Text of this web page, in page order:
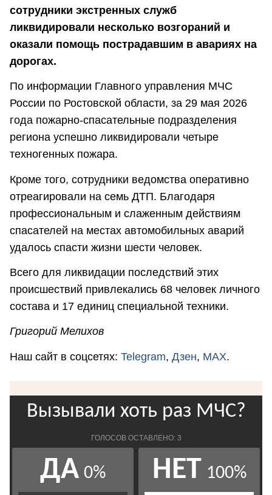
сотрудники экстренных служб
ликвидировали несколько возгораний и
оказали помощь пострадавшим в авариях на
дорогах.
По информации Главного управления МЧС
России по Ростовской области, за 29 мая 2026
года пожарно-спасательные подразделения
региона успешно ликвидировали четыре
техногенных пожара.
Кроме того, сотрудники ведомства оперативно
отреагировали на семь ДТП. Благодаря
профессиональным и слаженным действиям
спасателей на местах автомобильных аварий
удалось спасти жизни шести человек.
Всего для ликвидации последствий этих
происшествий привлекались 68 человек личного
состава и 17 единиц специальной техники.
Григорий Мелихов
Наш сайт в соцсетях: Telegram, Дзен, MAX.